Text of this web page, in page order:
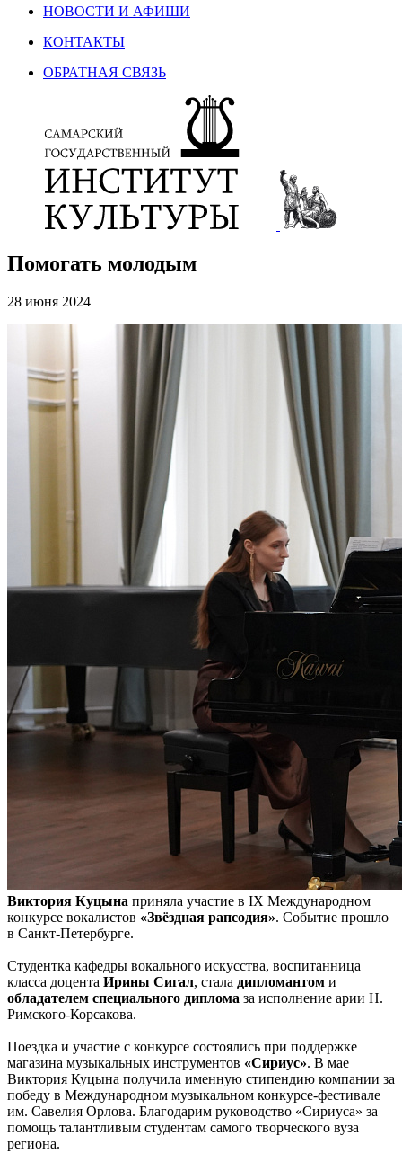
НОВОСТИ И АФИШИ
КОНТАКТЫ
ОБРАТНАЯ СВЯЗЬ
Помогать молодым
28 июня 2024
Виктория Куцына приняла участие в IX Международном
конкурсе вокалистов «Звёздная рапсодия». Событие прошло
в Санкт-Петербурге.
Студентка кафедры вокального искусства, воспитанница
класса доцента Ирины Сигал, стала дипломантом и
обладателем специального диплома за исполнение арии Н.
Римского-Корсакова.
Поездка и участие с конкурсе состоялись при поддержке
магазина музыкальных инструментов «Сириус». В мае
Виктория Куцына получила именную стипендию компании за
победу в Международном музыкальном конкурсе-фестивале
им. Савелия Орлова. Благодарим руководство «Сириуса» за
помощь талантливым студентам самого творческого вуза
региона.